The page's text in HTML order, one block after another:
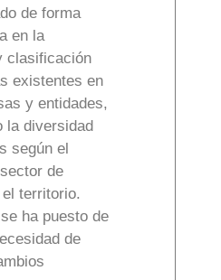
de forma
en la
clasificación
existentes en
y entidades,
la diversidad
según el
de
territorio.
ha puesto de
de